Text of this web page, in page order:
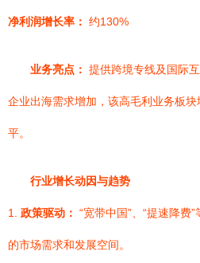
净利润增长率： 约130%
业务亮点： 提供跨境专线及国际
企业出海需求增加，该高毛利业务板
平。
行业增长动因与趋势
1. 政策驱动： “宽带中国”、“提速降费
的市场需求和发展空间。